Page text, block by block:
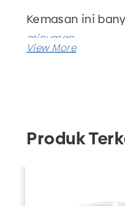
Kemasan ini
minuman
custom untuk
plastik.
Produk